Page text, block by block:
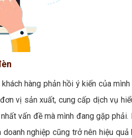
hàng phản hồi ý kiến của
vị sản xuất, cung cấp dịch vụ
vấn đề mà mình đang gặp phải.
nghiệp cũng trở nên hiệu quả